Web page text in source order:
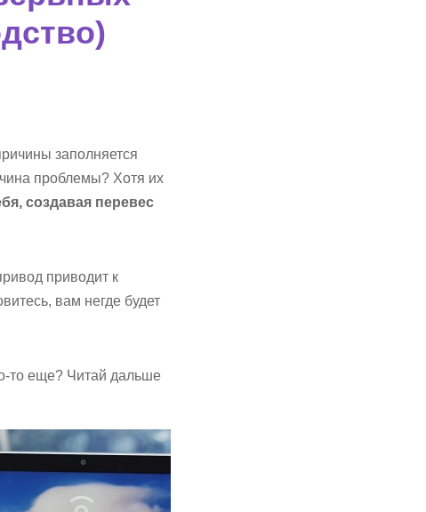
заполняется
проблемы? Хотя их
создавая перевес
приводит к
вам негде будет
то еще? Читай дальше